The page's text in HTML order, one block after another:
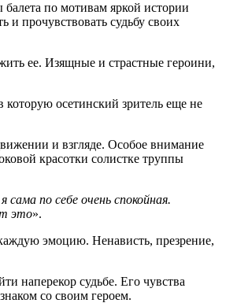
по мотивам яркой истории
прочувствовать судьбу своих
ее. Изящные и страстные героини,
которую осетинский зритель еще не
и взгляде. Особое внимание
красотки солистке труппы
по себе очень спокойная.
это».
эмоцию. Ненависть, презрение,
наперекор судьбе. Его чувства
со своим героем.